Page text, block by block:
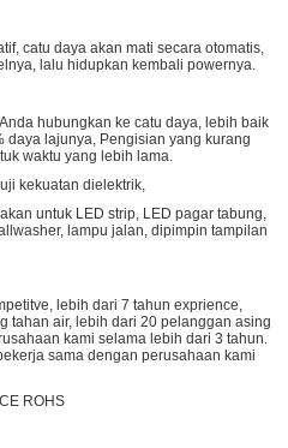
catu daya akan mati secara otomatis,
lalu hidupkan kembali powernya.
hubungkan ke catu daya, lebih baik
daya lajunya, Pengisian yang kurang
waktu yang lebih lama.
kekuatan dielektrik,
untuk LED strip, LED pagar tabung,
lampu jalan, dipimpin tampilan
lebih dari 7 tahun exprience,
tahan air, lebih dari 20 pelanggan asing
kami selama lebih dari 3 tahun.
sama dengan perusahaan kami
ROHS